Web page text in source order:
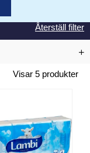
Återställ filter
Visar 5 produkter